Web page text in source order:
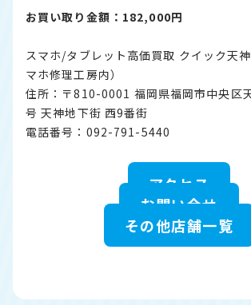
お買い取り金額：182,000円
スマホ/タブレット高価買取 クイック天
マホ修理工房内）
住所：〒810-0001 福岡県福岡市中央区
号 天神地下街 西9番街
電話番号：092-791-5440
アクセス
お問い合せ
その他店舗一覧